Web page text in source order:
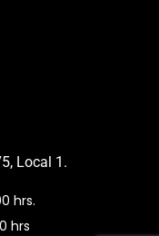
Local 1.
hrs.
hrs